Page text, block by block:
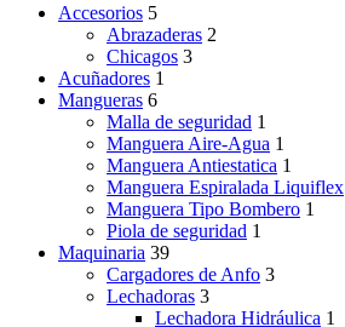
Accesorios 5
Abrazaderas 2
Chicagos 3
Acuñadores 1
Mangueras 6
Malla de seguridad 1
Manguera Aire-Agua 1
Manguera Antiestatica 1
Manguera Espiralada Liquiflex
Manguera Tipo Bombero 1
Piola de seguridad 1
Maquinaria 39
Cargadores de Anfo 3
Lechadoras 3
Lechadora Hidráulica 1